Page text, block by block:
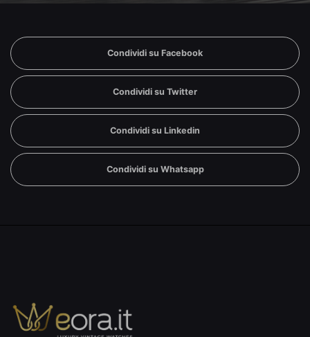
Condividi su Facebook
Condividi su Twitter
Condividi su Linkedin
Condividi su Whatsapp